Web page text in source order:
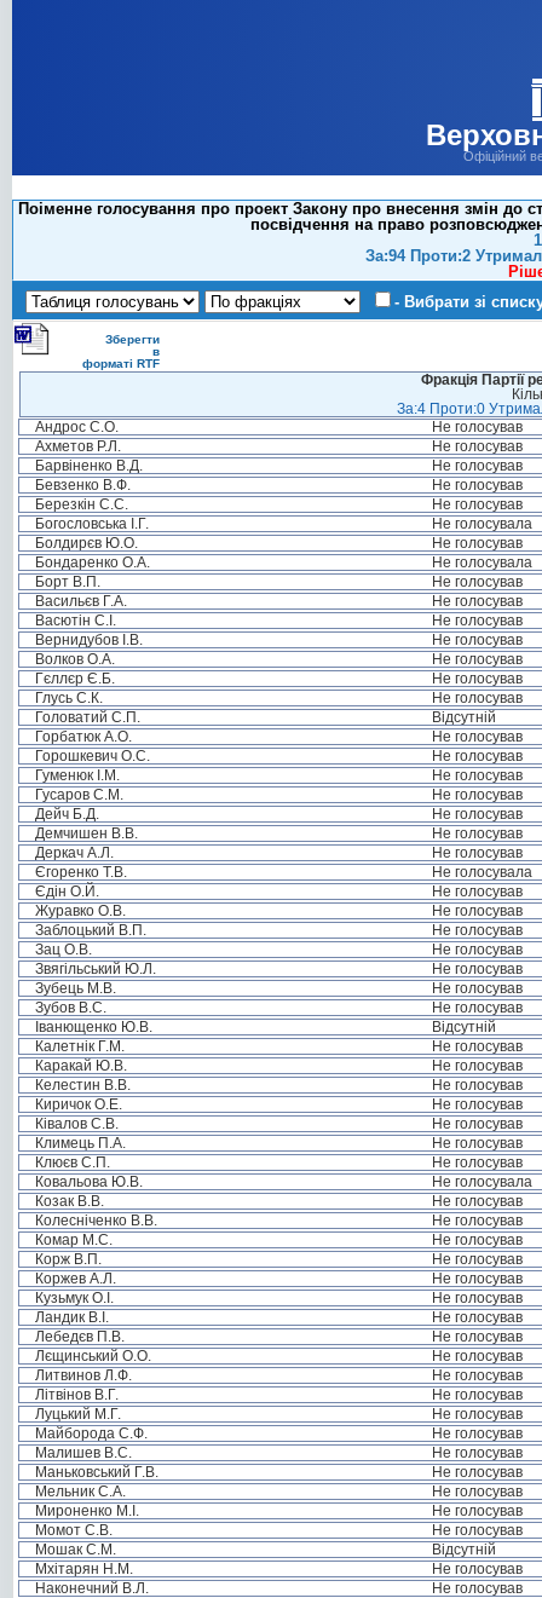
Офіційний
Поіменне голосування про проект Закону про внесення змін до
посвідчення на право
За:94 Проти:2
- Вибрати зі
Зберегти
в
форматі RTF
Фракція Партії
За:4 Проти:0
Андрос С.О.
Не голосував
Ахметов Р.Л.
Не голосував
Барвіненко В.Д.
Не голосував
Бевзенко В.Ф.
Не голосував
Березкін С.С.
Не голосував
Богословська І.Г.
Не голосувала
Болдирєв Ю.О.
Не голосував
Бондаренко О.А.
Не голосувала
Борт В.П.
Не голосував
Васильєв Г.А.
Не голосував
Васютін С.І.
Не голосував
Вернидубов І.В.
Не голосував
Волков О.А.
Не голосував
Гєллєр Є.Б.
Не голосував
Глусь С.К.
Не голосував
Головатий С.П.
Відсутній
Горбатюк А.О.
Не голосував
Горошкевич О.С.
Не голосував
Гуменюк І.М.
Не голосував
Гусаров С.М.
Не голосував
Дейч Б.Д.
Не голосував
Демчишен В.В.
Не голосував
Деркач А.Л.
Не голосував
Єгоренко Т.В.
Не голосувала
Єдін О.Й.
Не голосував
Журавко О.В.
Не голосував
Заблоцький В.П.
Не голосував
Зац О.В.
Не голосував
Звягільський Ю.Л.
Не голосував
Зубець М.В.
Не голосував
Зубов В.С.
Не голосував
Іванющенко Ю.В.
Відсутній
Калетнік Г.М.
Не голосував
Каракай Ю.В.
Не голосував
Келестин В.В.
Не голосував
Киричок О.Е.
Не голосував
Ківалов С.В.
Не голосував
Климець П.А.
Не голосував
Клюєв С.П.
Не голосував
Ковальова Ю.В.
Не голосувала
Козак В.В.
Не голосував
Колесніченко В.В.
Не голосував
Комар М.С.
Не голосував
Корж В.П.
Не голосував
Коржев А.Л.
Не голосував
Кузьмук О.І.
Не голосував
Ландик В.І.
Не голосував
Лебедєв П.В.
Не голосував
Лєщинський О.О.
Не голосував
Литвинов Л.Ф.
Не голосував
Літвінов В.Г.
Не голосував
Луцький М.Г.
Не голосував
Майборода С.Ф.
Не голосував
Малишев В.С.
Не голосував
Маньковський Г.В.
Не голосував
Мельник С.А.
Не голосував
Мироненко М.І.
Не голосував
Момот С.В.
Не голосував
Мошак С.М.
Відсутній
Мхітарян Н.М.
Не голосував
Наконечний В.Л.
Не голосував